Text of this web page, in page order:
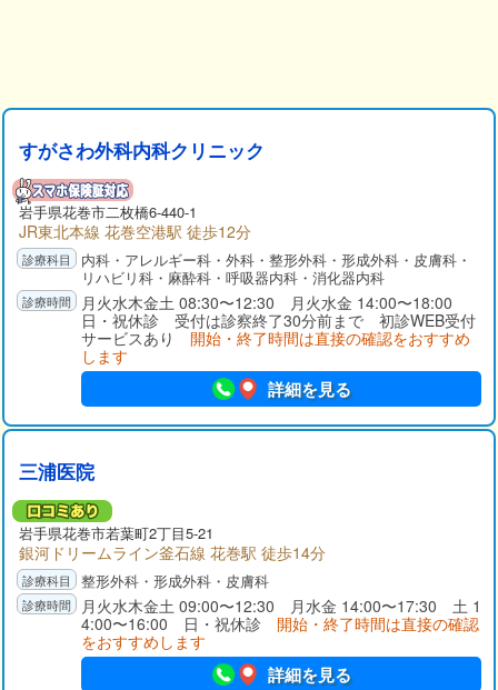
すがさわ外科内科クリニック
岩手県花巻市二枚橋6-440-1
JR東北本線 花巻空港駅 徒歩12分
内科・アレルギー科・外科・整形外科・形成外科・皮膚科・
リハビリ科・麻酔科・呼吸器内科・消化器内科
月火水木金土 08:30〜12:30 月火水金 14:00〜18:00
日・祝休診 受付は診察終了30分前まで 初診WEB受付
サービスあり 開始・終了時間は直接の確認をおすすめ
します
詳細を見る
三浦医院
岩手県花巻市若葉町2丁目5-21
銀河ドリームライン釜石線 花巻駅 徒歩14分
整形外科・形成外科・皮膚科
月火水木金土 09:00〜12:30 月水金 14:00〜17:30 土 1
4:00〜16:00 日・祝休診 開始・終了時間は直接の確認
をおすすめします
詳細を見る